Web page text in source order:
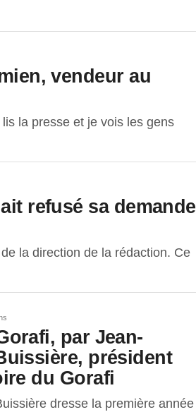
vendeur au
la presse et je vois les gens
refusé sa demande
la direction de la rédaction. Ce
par Jean-
président
du Gorafi
dresse la première année